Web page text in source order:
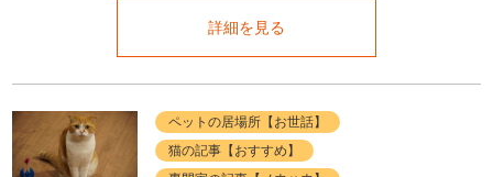
詳細を見る
ペットの居場所【お世話】
猫の記事【おすすめ】